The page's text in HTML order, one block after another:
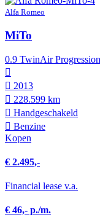
Alfa Romeo
MiTo
0.9 TwinAir Progression
2013
228.599 km
Hand­geschakeld
Benzine
Kopen
€ 2.495,-
Financial lease v.a.
€ 46,- p./m.